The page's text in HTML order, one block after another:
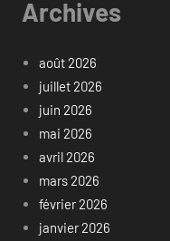
Archives
août 2026
juillet 2026
juin 2026
mai 2026
avril 2026
mars 2026
février 2026
janvier 2026